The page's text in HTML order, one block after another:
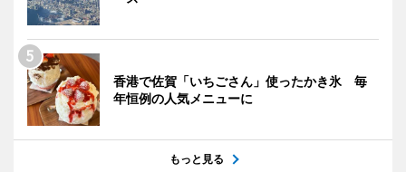
香港で佐賀「いちごさん」使ったかき氷 毎
年恒例の人気メニューに
もっと見る